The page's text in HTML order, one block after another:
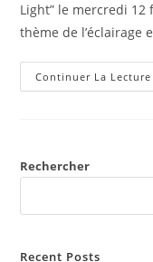
Light” le mercredi
thème de l’éclairage
Continuer La Lecture
Rechercher
Recent Posts